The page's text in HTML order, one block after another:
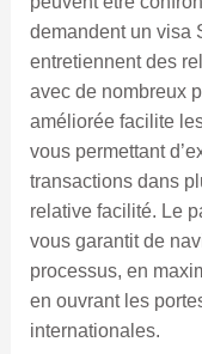
demandent un visa
entretiennent des
avec de nombreux
améliorée facilite
vous permettant
transactions dans
relative facilité. Le
vous garantit de
processus, en
en ouvrant les
internationales.